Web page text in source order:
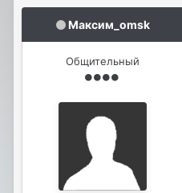
Максим_omsk
Общительный